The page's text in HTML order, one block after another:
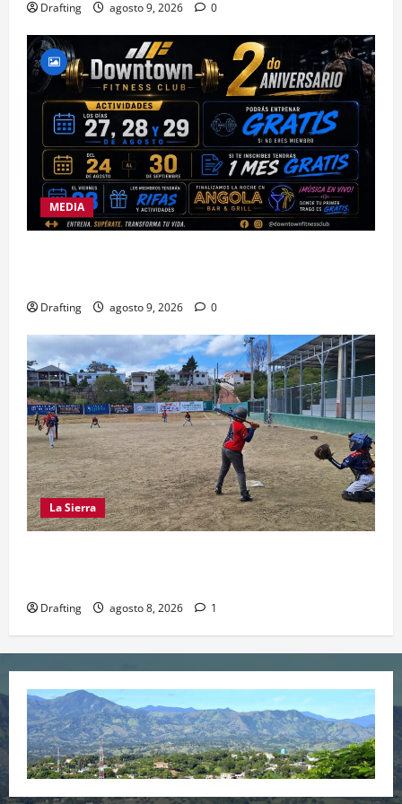
Drafting agosto 9, 2026 0
MEDIA
Drafting agosto 9, 2026 0
La Sierra
Drafting agosto 8, 2026 1